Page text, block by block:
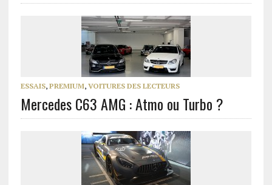
ESSAIS, PREMIUM, VOITURES DES LECTEURS
Mercedes C63 AMG : Atmo ou Turbo ?